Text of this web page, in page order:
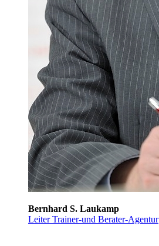
Bernhard S. Laukamp
Leiter Trainer-und Berater-Agentur